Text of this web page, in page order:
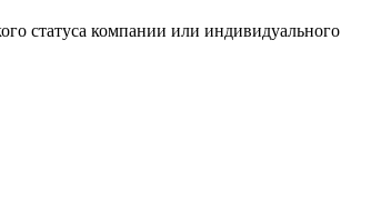
статуса компании или индивидуального